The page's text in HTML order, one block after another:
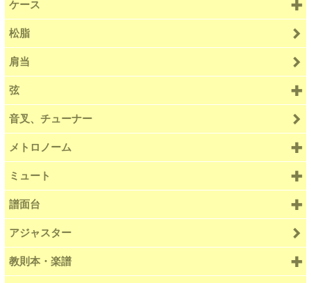
ケース
松脂
肩当
弦
音叉、チューナー
メトロノーム
ミュート
譜面台
アジャスター
教則本・楽譜